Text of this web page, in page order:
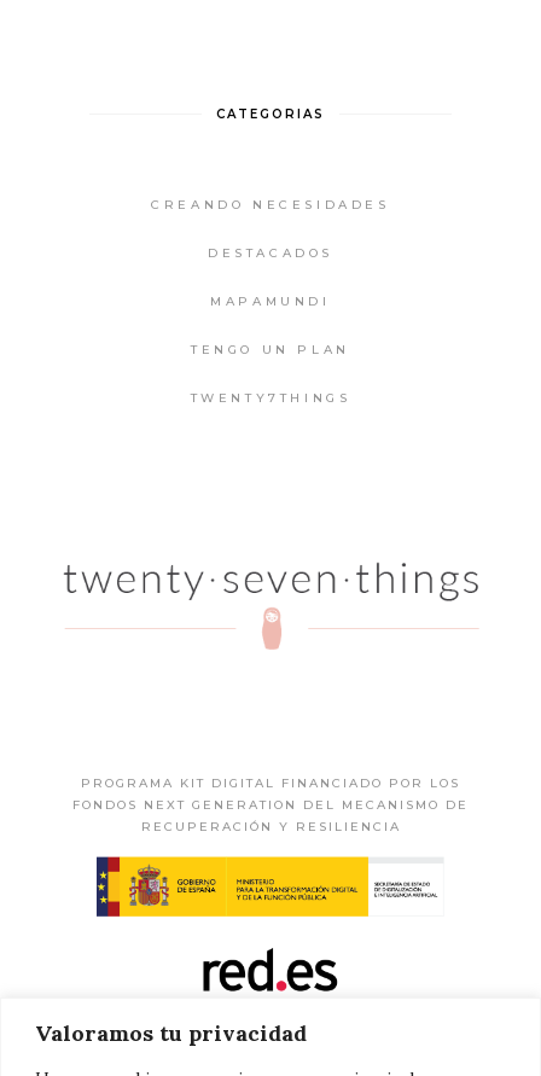
Valoramos tu privacidad
CATEGORIAS
CREANDO NECESIDADES
DESTACADOS
MAPAMUNDI
TENGO UN PLAN
TWENTY7THINGS
PROGRAMA KIT DIGITAL FINANCIADO POR LOS
FONDOS NEXT GENERATION DEL MECANISMO DE
RECUPERACIÓN Y RESILIENCIA